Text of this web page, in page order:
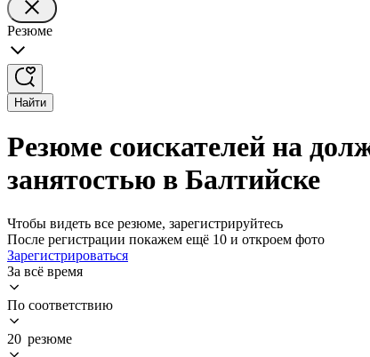
Резюме
Найти
Резюме соискателей на
занятостью в Балтийске
Чтобы видеть все резюме, зарегистрируйтесь
После регистрации покажем ещё 10 и откроем фото
Зарегистрироваться
За всё время
По соответствию
20 резюме